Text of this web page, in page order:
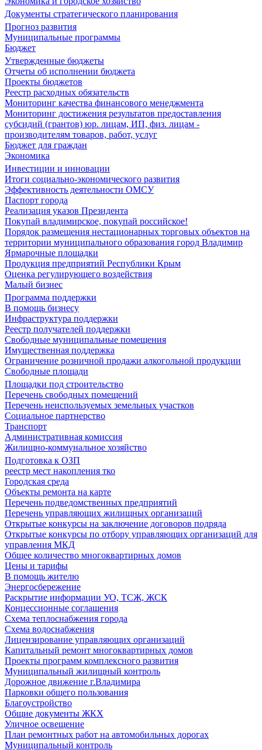
Документы стратегического планирования
Прогноз развития
Муниципальные программы
Бюджет
Утвержденные бюджеты
Отчеты об исполнении бюджета
Проекты бюджетов
Реестр расходных обязательств
Мониторинг качества финансового менеджмента
Мониторинг достижения результатов предоставления
субсидий (грантов) юр. лицам, ИП, физ. лицам -
производителям товаров, работ, услуг
Бюджет для граждан
Экономика
Инвестиции и инновации
Итоги социально-экономического развития
Эффективность деятельности ОМСУ
Паспорт города
Реализация указов Президента
Покупай владимирское, покупай российское!
Порядок размещения нестационарных торговых объектов на
территории муниципального образования город Владимир
Ярмарочные площадки
Продукция предприятий Республики Крым
Оценка регулирующего воздействия
Малый бизнес
Программа поддержки
В помощь бизнесу
Инфраструктура поддержки
Реестр получателей поддержки
Свободные муниципальные помещения
Имущественная поддержка
Ограничение розничной продажи алкогольной продукции
Свободные площади
Площадки под строительство
Перечень свободных помещений
Перечень неиспользуемых земельных участков
Социальное партнерство
Транспорт
Административная комиссия
Жилищно-коммунальное хозяйство
Подготовка к ОЗП
реестр мест накопления тко
Городская среда
Объекты ремонта на карте
Перечень подведомственных предприятий
Перечень управляющих жилищных организаций
Открытые конкурсы на заключение договоров подряда
Открытые конкурсы по отбору управляющих организаций для
управления МКД
Общее количество многоквартирных домов
Цены и тарифы
В помощь жителю
Энергосбережение
Раскрытие информации УО, ТСЖ, ЖСК
Концессионные соглашения
Схема теплоснабжения города
Схема водоснабжения
Лицензирование управляющих организаций
Капитальный ремонт многоквартирных домов
Проекты программ комплексного развития
Муниципальный жилищный контроль
Дорожное движение г.Владимира
Парковки общего пользования
Благоустройство
Общие документы ЖКХ
Уличное освещение
План ремонтных работ на автомобильных дорогах
Муниципальный контроль